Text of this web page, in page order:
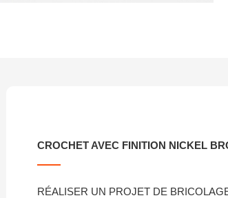
CROCHET AVEC FINITION NICKEL
RÉALISER UN PROJET DE